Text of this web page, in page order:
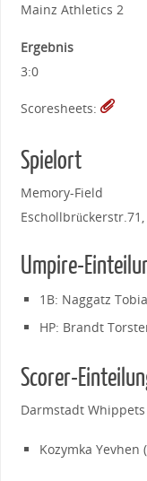
Mainz Athletics 2
Ergebnis
3:0
Scoresheets:
Spielort
Memory-Field
Umpire-
1B: Naggatz
HP: Brandt
Scorer-
Darmstadt Whippets
Kozymka Yevhen